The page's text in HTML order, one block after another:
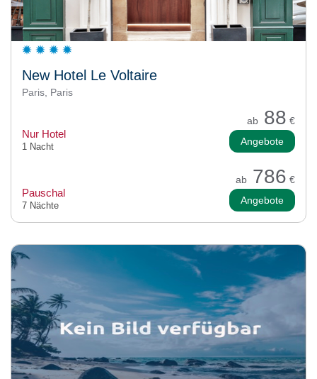
New Hotel Le Voltaire
Paris, Paris
ab 88 €
Nur Hotel
1 Nacht Angebote
ab 786 €
Pauschal
7 Nächte Angebote